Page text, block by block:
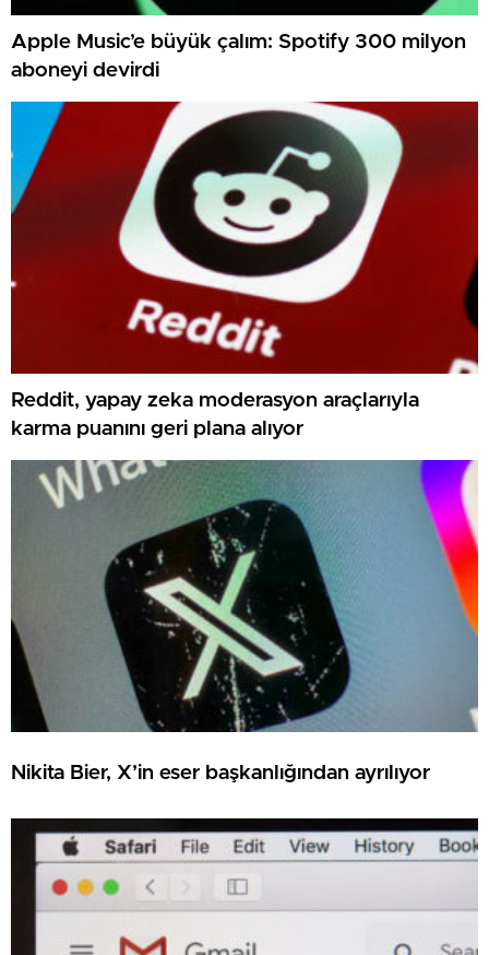
Apple Music’e büyük çalım: Spotify 300 milyon
aboneyi devirdi
Reddit, yapay zeka moderasyon araçlarıyla
karma puanını geri plana alıyor
Nikita Bier, X’in eser başkanlığından ayrılıyor